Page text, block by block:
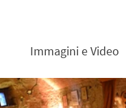
Immagini e Video